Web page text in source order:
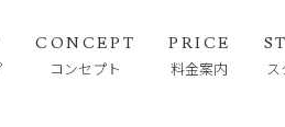
CONCEPT
コンセプト
PRICE
料金案内
ス